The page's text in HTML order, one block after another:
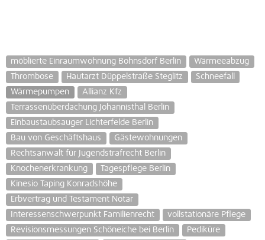
möblierte Einraumwohnung Bohnsdorf Berlin
Wärmeeabzug
Thrombose
Hautarzt Düppelstraße Steglitz
Schneefall
Wärmepumpen
Allianz Kfz
Terrassenüberdachung Johannisthal Berlin
Einbaustaubsauger Lichterfelde Berlin
Bau von Geschäftshaus
Gästewohnungen
Rechtsanwalt für Jugendstrafrecht Berlin
Knochenerkrankung
Tagespflege Berlin
Kinesio Taping Konradshöhe
Erbvertrag und Testament Notar
Interessenschwerpunkt Familienrecht
vollstationäre Pflege
Revisionsmessungen Schöneiche bei Berlin
Pediküre